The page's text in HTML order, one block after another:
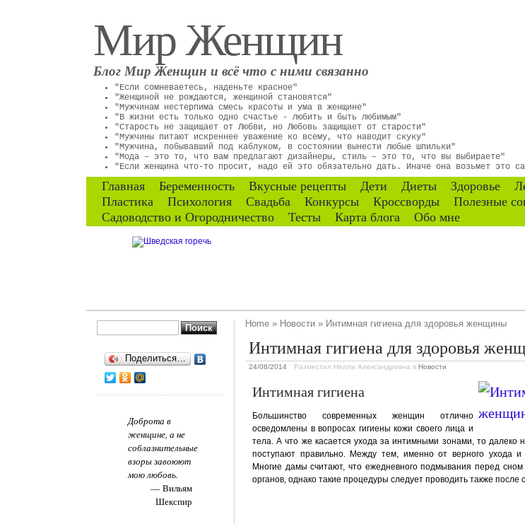
Мир Женщин
Блог Мир Женщин и всё что с ними связанно
"Если сомневаетесь, наденьте красное"
"Женщиной не рождаются, женщиной становятся"
"Мужчинам нестерпима смесь красоты и ума в женщине"
"В жизни есть только одно счастье - любить и быть любимым"
"Старость не защищает от Любви, но Любовь защищает от старости"
"Мужчины питают искреннее уважение ко всему, что наводит скуку"
"Мужчина, побывавший под каблуком, в состоянии вынести любые шпильки"
"Мода – это то, что вам предлагают дизайнеры, стиль – это то, что вы выбираете"
"Если женщина что-то просит, надо ей это обязательно дать. Иначе она возьмет
Главная Беременность Вкусные рецепты Дети Диеты Здоровье
Пластика
Психология Свадьба Конкурсы Кроссворды Полезные
Садоводство и Огородничество
Тесты Карта блога Обо мне
Home » Новости » Интимная гигиена для здоровья женщины
Интимная гигиена для здоровья
24/08/2014 Разместил Нелли Александровна в Новости
Интимная гигиена
Большинство современных женщин отлично
осведомлены в вопросах гигиены кожи своего лица и
тела. А что же касается ухода за интимными зонами, то далеко
поступают правильно. Между тем, именно от верного ухода
Многие дамы считают, что ежедневного подмывания перед
органов, однако такие процедуры следует проводить также после
Поделиться…
Доброта в
женщине, а не
соблазнительные
взоры завоюют
мою любовь.
Вильям
Шекспир